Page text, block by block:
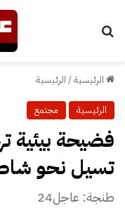
الرئيسية/ الرئيسية
الرئيسية مجتمع
فضيحة بيئية
تسيل نحو
طنجة: عاجل24